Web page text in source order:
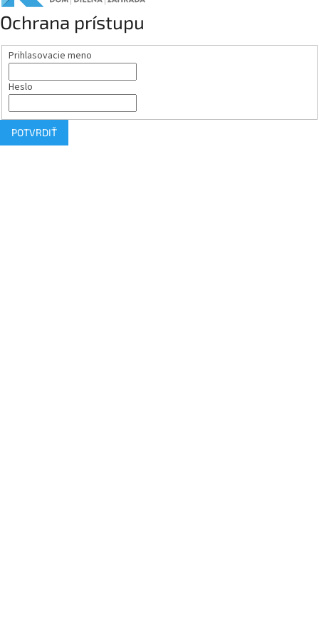
Ochrana prístupu
Prihlasovacie meno
Heslo
POTVRDIŤ